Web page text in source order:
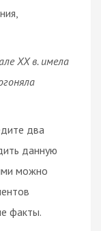
XX в. имела
два
данную
можно
факты.